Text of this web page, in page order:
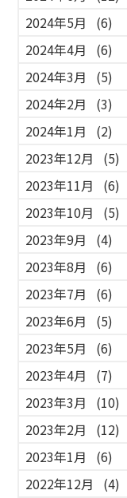
2024年5月
(6)
2024年4月
(6)
2024年3月
(5)
2024年2月
(3)
2024年1月
(2)
2023年12月
(5)
2023年11月
(6)
2023年10月
(5)
2023年9月
(4)
2023年8月
(6)
2023年7月
(6)
2023年6月
(5)
2023年5月
(6)
2023年4月
(7)
2023年3月
(10)
2023年2月
(12)
2023年1月
(6)
2022年12月
(4)